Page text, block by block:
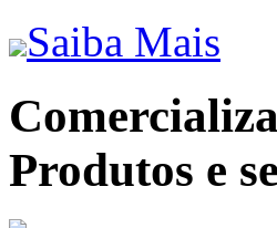
Saiba Mais
Produtos e